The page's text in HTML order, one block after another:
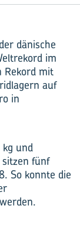
dänische
im
Rekord mit
auf
in
und
sitzen fünf
So konnte die